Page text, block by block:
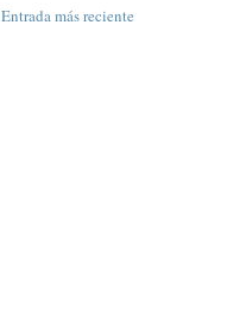
Entrada más reciente